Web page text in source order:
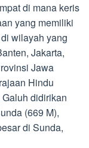
di mana keris
yang memiliki
wilayah yang
Jakarta,
Jawa
Hindu
didirikan
(669 M),
di Sunda,